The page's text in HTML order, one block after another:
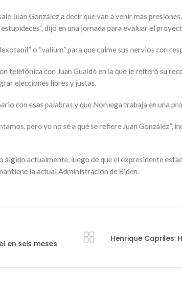
Juan González a decir que van a venir más
dijo en una jornada para evaluar el
o “valium” para que calme sus nervios con
telefónica con Juan Guaidó en la que le reiteró su
elecciones libres y justas.
con esas palabras y que Noruega trabaja en una
pero yo no sé a qué se refiere Juan González”,
álgido actualmente, luego de que el expresidente
la actual Administración de Biden.
en seis meses
Henrique Capriles: